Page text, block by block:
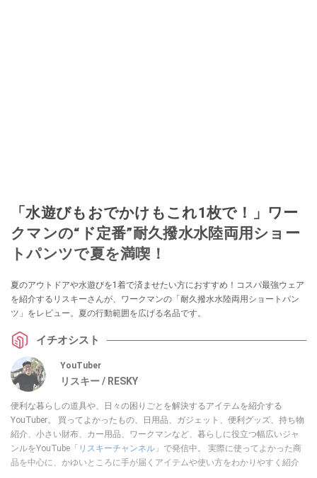
「水遊びもおでかけもこれ1枚で！」ワー
クマンの“ド定番”耐久撥水水陸両用ショー
トパンツで夏を満喫！
夏のアウトドアや水遊びを1着で済ませたい方におすすめ！コスパ最強ウェア
を紹介するリスキーさんが、ワークマンの「耐久撥水水陸両用ショートパン
ツ」をレビュー。夏の行動範囲を広げる名品です。
イチオシスト
YouTuber
リスキー / RESKY
便利な暮らしの道具や、日々の困りごとを解決するアイテムを紹介する
YouTuber。 買ってよかったもの、日用品、ガジェット、便利グッズ、持ち物
紹介、小さい財布、カー用品、ワークマンなど、暮らしに役立つ幅広いジャ
ンルをYouTube「 リスキーチャンネル 」で発信中。 実際に使ってよかった商
品を中心に、かゆいところに手が届くアイテムや使い方をわかりやすく紹介